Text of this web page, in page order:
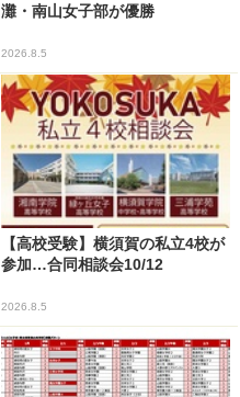
灘・南山女子部が優勝
2026.8.5
【高校受験】横須賀の私立4校が
参加…合同相談会10/12
2026.8.5